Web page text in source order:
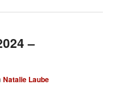
–
Natalie Laube